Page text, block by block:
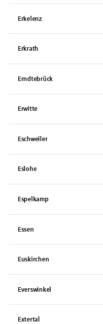
Erkelenz
Erkrath
Erndtebrück
Erwitte
Eschweiler
Eslohe
Espelkamp
Essen
Euskirchen
Everswinkel
Extertal